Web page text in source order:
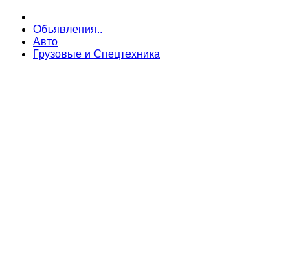
Объявления..
Авто
Грузовые и Спецтехника